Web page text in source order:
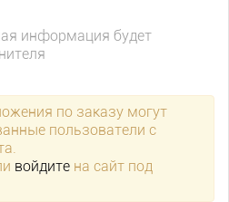
информация будет
по заказу могут
пользователи с
войдите на сайт под